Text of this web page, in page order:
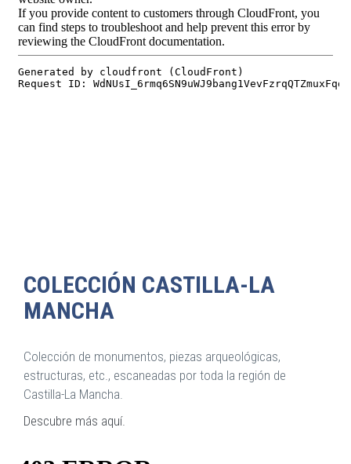
COLECCIÓN CASTILLA-LA
MANCHA
Colección de monumentos, piezas arqueológicas,
estructuras, etc., escaneadas por toda la región de
Castilla-La Mancha.
Descubre más aquí.